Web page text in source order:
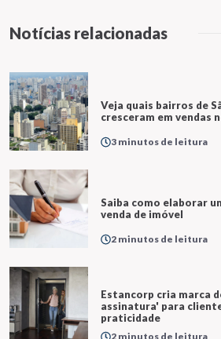
Notícias relacionadas
Veja quais bairros de
cresceram em vendas
3 minutos de leitura
Saiba como elaborar
venda de imóvel
2 minutos de leitura
Estancorp cria marca
assinatura' para
praticidade
2 minutos de leitura